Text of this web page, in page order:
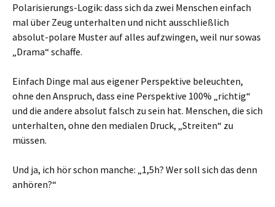
Polarisierungs-Logik: dass sich da zwei Menschen einfach
mal über Zeug unterhalten und nicht ausschließlich
absolut-polare Muster auf alles aufzwingen, weil nur sowas
„Drama“ schaffe.
Einfach Dinge mal aus eigener Perspektive beleuchten,
ohne den Anspruch, dass eine Perspektive 100% „richtig“
und die andere absolut falsch zu sein hat. Menschen, die sich
unterhalten, ohne den medialen Druck, „Streiten“ zu
müssen.
Und ja, ich hör schon manche: „1,5h? Wer soll sich das denn
anhören?“